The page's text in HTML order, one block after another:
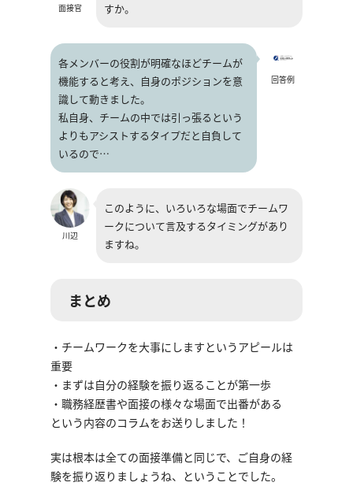
面接官
すか。
各メンバーの役割が明確なほどチームが
機能すると考え、自身のポジションを意
識して動きました。
私自身、チームの中では引っ張るという
よりもアシストするタイプだと自負して
いるので…
回答例
川辺
このように、いろいろな場面でチームワ
ークについて言及するタイミングがあり
ますね。
まとめ
・チームワークを大事にしますというアピールは
重要
・まずは自分の経験を振り返ることが第一歩
・職務経歴書や面接の様々な場面で出番がある
という内容のコラムをお送りしました！
実は根本は全ての面接準備と同じで、ご自身の経
験を振り返りましょうね、ということでした。